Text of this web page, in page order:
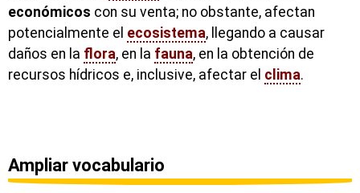
económicos con su venta; no obstante, afectan
potencialmente el ecosistema, llegando a causar
daños en la flora, en la fauna, en la obtención de
recursos hídricos e, inclusive, afectar el clima.
Ampliar vocabulario